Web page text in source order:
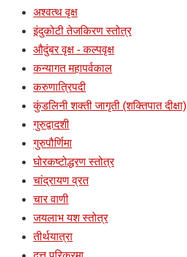
अश्वत्थ वृक्ष
इंदुकोटी तेजकिरण स्तोत्र
औदुंबर वृक्ष - कल्पवृक्ष
कन्यागत महापर्वकाल
करुणात्रिपदी
कुंडलिनी शक्ती जागृती (शक्तिपात दीक्षा)
गुरुद्वादशी
गुरुपौर्णिमा
घोरकष्टोद्धरण स्तोत्र
चांद्रायण व्रत
चार वाणी
जयलाभ यश स्तोत्र
तीर्थयात्रा